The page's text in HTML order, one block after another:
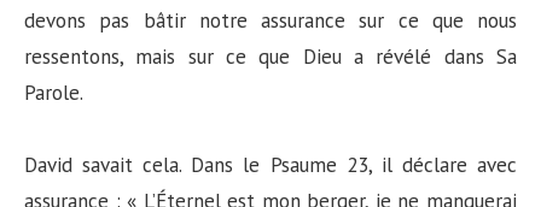
devons pas bâtir notre assurance sur ce que nous
ressentons, mais sur ce que Dieu a révélé dans Sa
Parole.
David savait cela. Dans le Psaume 23, il déclare avec
assurance : « L’Éternel est mon berger, je ne manquerai